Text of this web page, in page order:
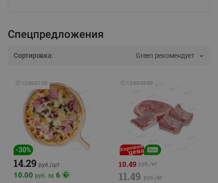
Спецпредложения
Сортировка: Green рекомендует
🕘 12:00-21:00
-30%
14.29 руб./шт
10.00 руб. за 6
🕘 12:00-20:00
10.49 руб./кг
11.49 руб./кг